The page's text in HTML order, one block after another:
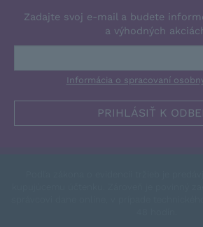
Zadajte svoj e-mail a budete
a výhodných
Informácia o spracovaní